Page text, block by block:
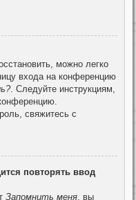
можно легко
входа на конференцию
. Следуйте инструкциям,
свяжитесь с
повторять ввод
Запомнить меня , вы